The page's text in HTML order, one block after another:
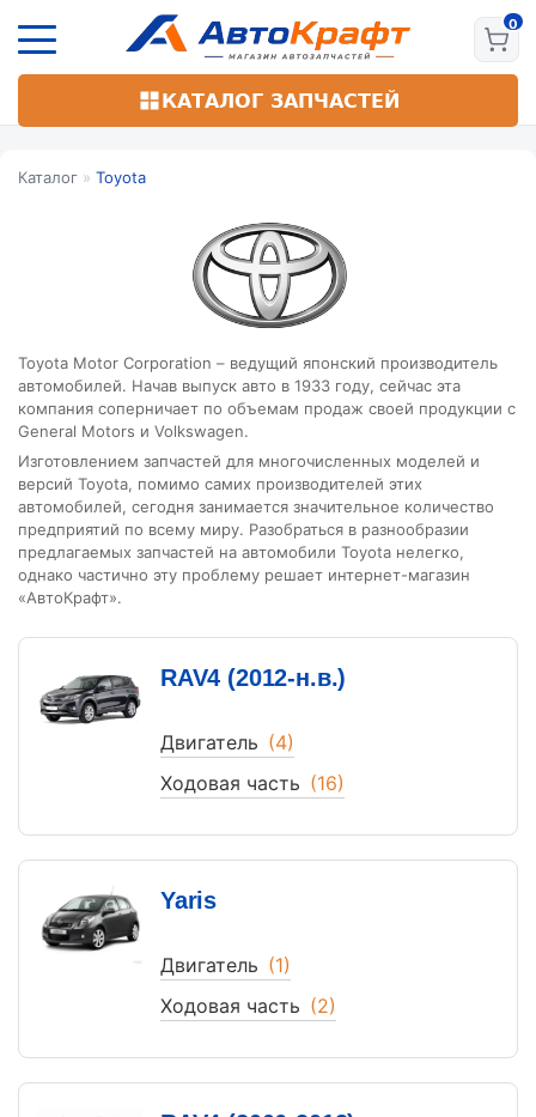
основному
КАТАЛОГ ЗАПЧАСТЕЙ
Каталог » Toyota
Toyota Motor Corporation – ведущий японский производитель
автомобилей. Начав выпуск авто в 1933 году, сейчас эта
компания соперничает по объемам продаж своей продукции с
General Motors и Volkswagen.
Изготовлением запчастей для многочисленных моделей и
версий Toyota, помимо самих производителей этих
автомобилей, сегодня занимается значительное количество
предприятий по всему миру. Разобраться в разнообразии
предлагаемых запчастей на автомобили Toyota нелегко,
однако частично эту проблему решает интернет-магазин
«АвтоКрафт».
RAV4 (2012-н.в.)
Двигатель (4)
Ходовая часть (16)
Yaris
Двигатель (1)
Ходовая часть (2)